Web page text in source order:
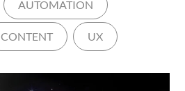
AUTOMATION
CONTENT UX